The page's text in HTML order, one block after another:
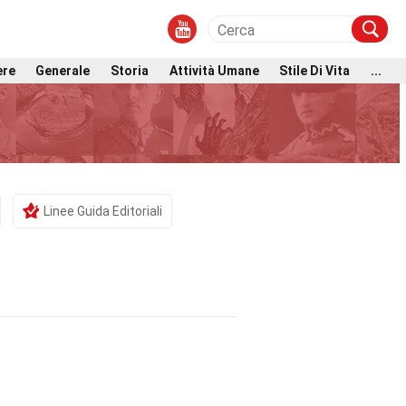
Generale Storia Attività Umane Stile Di Vita ...
Linee Guida Editoriali